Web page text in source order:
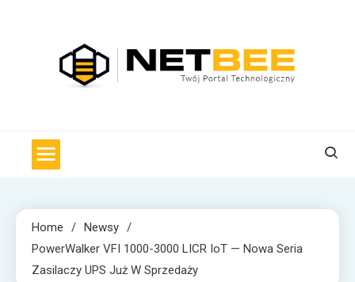
Home
Newsy
PowerWalker VFI 1000-3000 LICR IoT — Nowa Seria
Zasilaczy UPS Już W Sprzedaży